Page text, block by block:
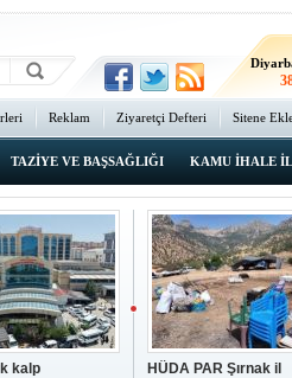
Reklam Ziyaretçi Defteri
Sitene
TAZİYE VE BAŞSAĞLIĞI KAMU İHALE
kalp
HÜDA PAR Şırnak il